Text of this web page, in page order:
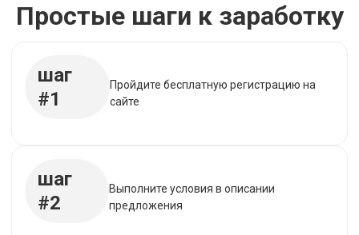
Простые шаги к заработку
шаг
#1
Пройдите бесплатную регистрацию на
сайте
шаг
#2
Выполните условия в описании
предложения